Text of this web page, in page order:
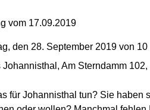
vom 17.09.2019
den 28. September 2019 von
Johannisthal, Am Sterndamm
für Johannisthal tun? Sie haben